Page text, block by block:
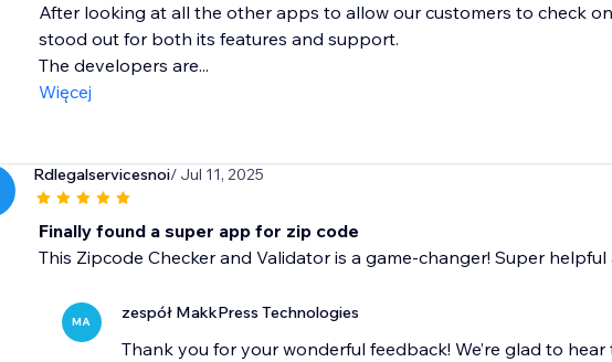
After looking at all the other apps to allow our customers to check
stood out for both its features and support.
The developers are...
Więcej
Rdlegalservicesnoi/ Jul 11, 2025
Finally found a super app for zip code
This Zipcode Checker and Validator is a game-changer! Super
MA zespół MakkPress Technologies
Thank you for your wonderful feedback! We’re glad to